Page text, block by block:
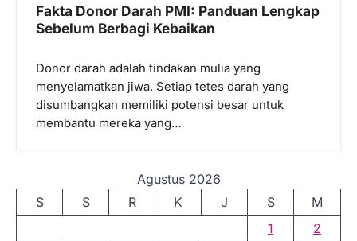
Fakta Donor Darah PMI: Panduan Lengkap
Sebelum Berbagi Kebaikan
Donor darah adalah tindakan mulia yang
menyelamatkan jiwa. Setiap tetes darah yang
disumbangkan memiliki potensi besar untuk
membantu mereka yang…
Agustus 2026
S
S R K J S
M
1
2